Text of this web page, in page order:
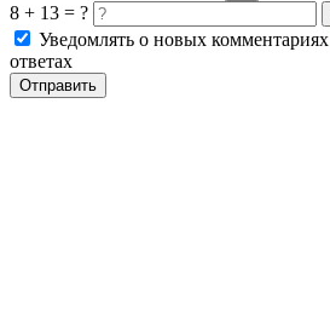
8 + 13 = ?
Уведомлять о новых комментариях
ответах
Отправить